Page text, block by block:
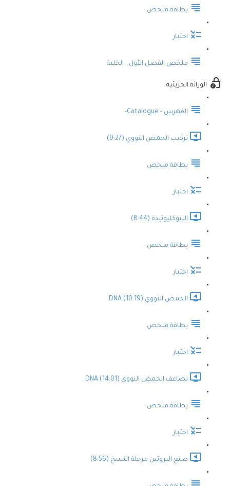
بطاقة ملخص
اختبار
ملخص الفصل الأول - الخلية
الوراثة الجزيئية
الفهرس - Catalogue-
تركيب الحمض النووي (9:27)
بطاقة ملخص
اختبار
النيوكليوتيدة (8:44)
بطاقة ملخص
اختبار
الحمض النووي DNA (10:19)
بطاقة ملخص
اختبار
تضاعف الحمض النووي DNA (14:01)
بطاقة ملخص
اختبار
صنع البروتين مرحلة النسخ (8:56)